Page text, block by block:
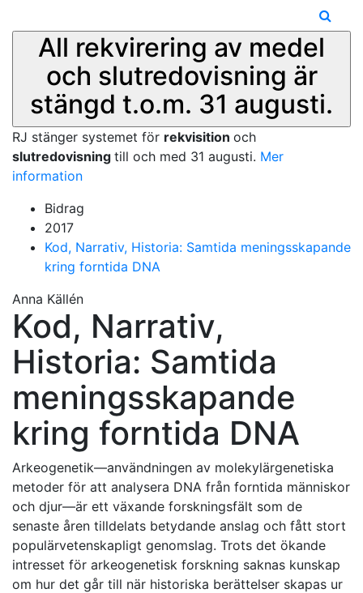
All rekvirering av medel
och slutredovisning är
stängd t.o.m. 31 augusti.
RJ stänger systemet för rekvisition och
slutredovisning till och med 31 augusti. Mer
information
Bidrag
2017
Kod, Narrativ, Historia: Samtida meningsskapande
kring forntida DNA
Anna Källén
Kod, Narrativ,
Historia: Samtida
meningsskapande
kring forntida DNA
Arkeogenetik—användningen av molekylärgenetiska
metoder för att analysera DNA från forntida människor
och djur—är ett växande forskningsfält som de
senaste åren tilldelats betydande anslag och fått stort
populärvetenskapligt genomslag. Trots det ökande
intresset för arkeogenetisk forskning saknas kunskap
om hur det går till när historiska berättelser skapas ur